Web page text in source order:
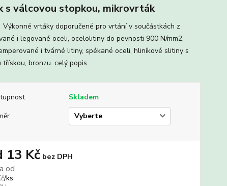
s válcovou stopkou, mikrovrták
Výkonné vrtáky doporučené pro vrtání v součástkách z
i legované oceli, ocelolitiny do pevnosti 900 N/mm2,
i tvárné litiny, spékané oceli, hliníkové slitiny s
třískou, bronzu. celý popis
Skladem
od
/ks
13 Kč bez DPH